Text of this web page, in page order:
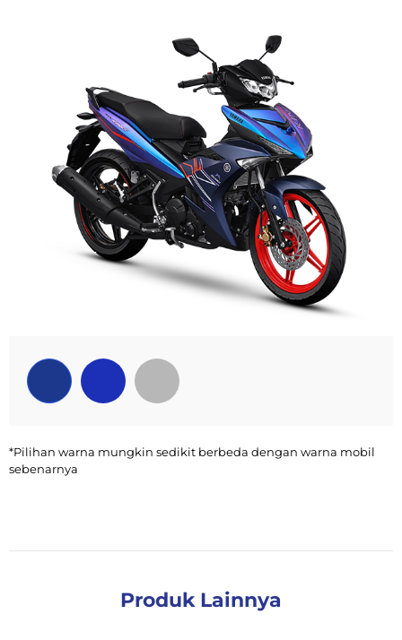
*Pilihan warna mungkin sedikit berbeda dengan warna mobil
sebenarnya
Produk Lainnya